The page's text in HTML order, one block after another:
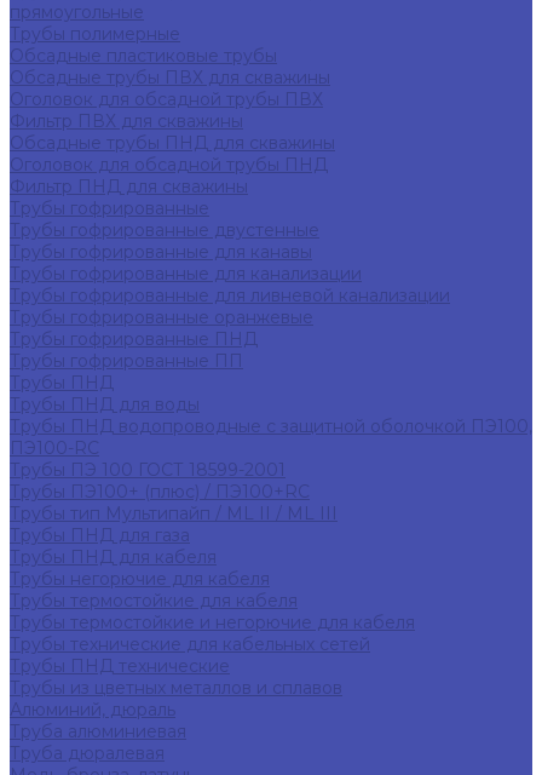
прямоугольные
Трубы полимерные
Обсадные пластиковые трубы
Обсадные трубы ПВХ для скважины
Оголовок для обсадной трубы ПВХ
Фильтр ПВХ для скважины
Обсадные трубы ПНД для скважины
Оголовок для обсадной трубы ПНД
Фильтр ПНД для скважины
Трубы гофрированные
Трубы гофрированные двустенные
Трубы гофрированные для канавы
Трубы гофрированные для канализации
Трубы гофрированные для ливневой канализации
Трубы гофрированные оранжевые
Трубы гофрированные ПНД
Трубы гофрированные ПП
Трубы ПНД
Трубы ПНД для воды
Трубы ПНД водопроводные с защитной оболочкой ПЭ100,
ПЭ100-RC
Трубы ПЭ 100 ГОСТ 18599-2001
Трубы ПЭ100+ (плюс) / ПЭ100+RC
Трубы тип Мультипайп / ML II / ML III
Трубы ПНД для газа
Трубы ПНД для кабеля
Трубы негорючие для кабеля
Трубы термостойкие для кабеля
Трубы термостойкие и негорючие для кабеля
Трубы технические для кабельных сетей
Трубы ПНД технические
Трубы из цветных металлов и сплавов
Алюминий, дюраль
Труба алюминиевая
Труба дюралевая